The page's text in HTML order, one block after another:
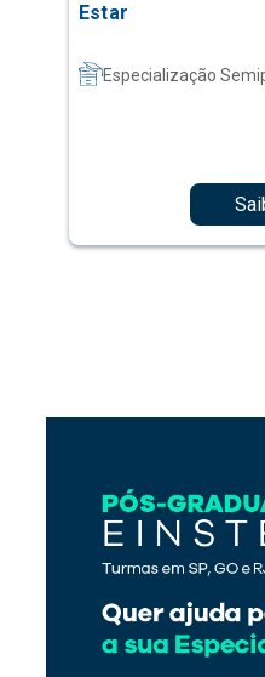
Estar
Especialização